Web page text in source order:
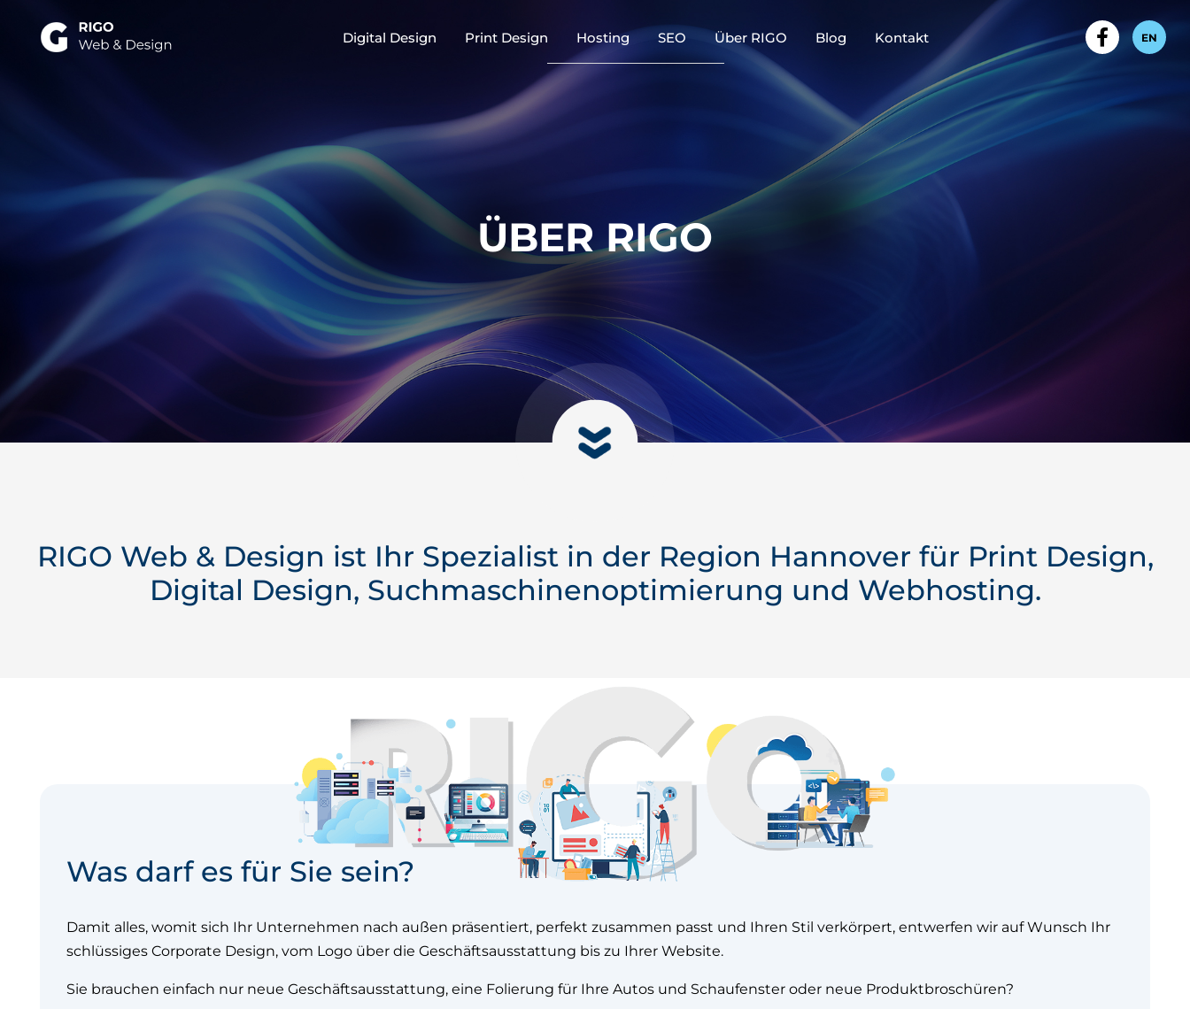
Digital Design Print Design Hosting SEO Über RIGO Blog Kontakt EN
ÜBER RIGO
RIGO Web & Design ist Ihr Spezialist in der Region Hannover für Print Design,
Digital Design, Suchmaschinenoptimierung und Webhosting.
Was darf es für Sie sein?
Damit alles, womit sich Ihr Unternehmen nach außen präsentiert, perfekt zusammen passt und Ihren Stil verkörpert, entwerfen wir auf Wunsch Ihr
schlüssiges Corporate Design, vom Logo über die Geschäftsausstattung bis zu Ihrer Website.
Sie brauchen einfach nur neue Geschäftsausstattung, eine Folierung für Ihre Autos und Schaufenster oder neue Produktbroschüren?